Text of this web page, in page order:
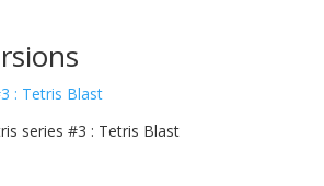
series #3 : Tetris Blast